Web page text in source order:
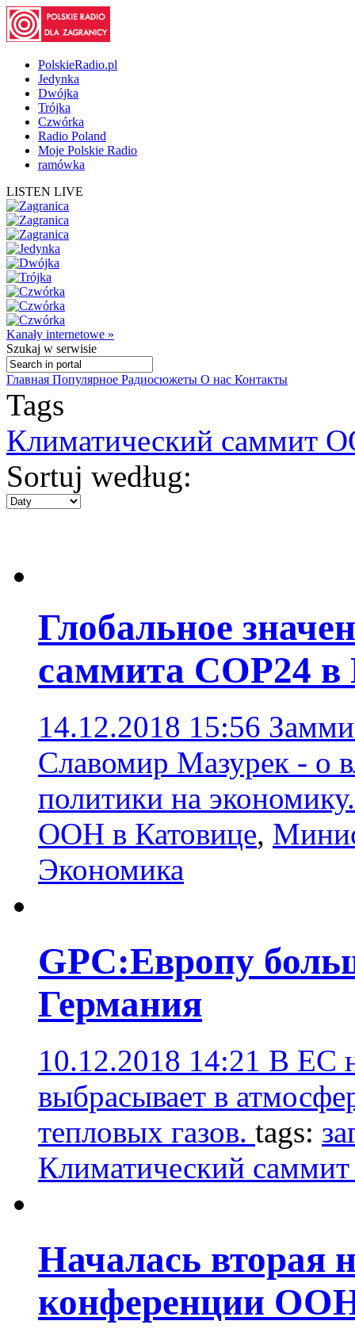
PolskieRadio.pl
Jedynka
Dwójka
Trójka
Czwórka
Radio Poland
Moje Polskie Radio
ramówka
LISTEN LIVE
Kanały internetowe »
Szukaj w serwisie
Главная Популярное Радиосюжеты О нас Контакты
Tags
Климатический саммит
Sortuj według:
Глобальное
саммита СОР24 в
14.12.2018 15:56
Славомир Мазурек - о
политики на
ООН в Катовице,
Экономика
GPC:Европу
Германия
10.12.2018 14:21 В ЕС
выбрасывает в
тепловых газов. tags:
Климатический
Началась вторая
конференции